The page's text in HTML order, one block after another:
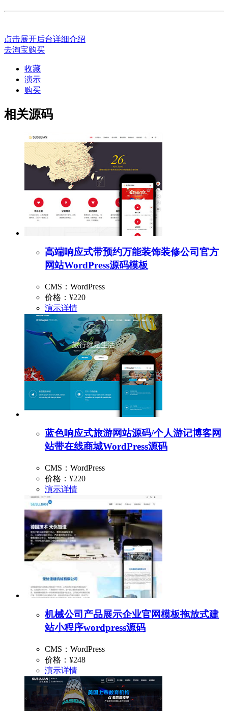
点击展开后台详细介绍
去淘宝购买
收藏
演示
购买
相关源码
高端响应式带预约万能装饰装修公司官方
网站WordPress源码模板
CMS：WordPress
价格： ¥220
演示详情
蓝色响应式旅游网站源码/个人游记博客网
站带在线商城WordPress源码
CMS：WordPress
价格： ¥220
演示详情
机械公司产品展示企业官网模板拖放式建
站小程序wordpress源码
CMS：WordPress
价格： ¥248
演示详情